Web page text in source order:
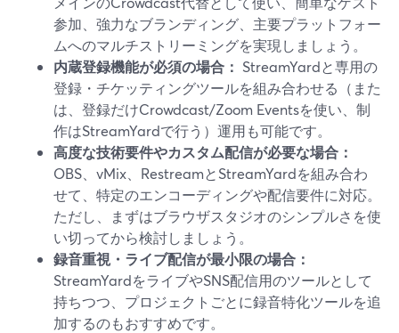
参加、強力なブランディング、主要プラットフォー
ムへのマルチストリーミングを実現しましょう。
内蔵登録機能が必須の場合： StreamYardと専用の
登録・チケッティングツールを組み合わせる（また
は、登録だけCrowdcast/Zoom Eventsを使い、制
作はStreamYardで行う）運用も可能です。
高度な技術要件やカスタム配信が必要な場合：
OBS、vMix、RestreamとStreamYardを組み合わ
せて、特定のエンコーディングや配信要件に対応。
ただし、まずはブラウザスタジオのシンプルさを使
い切ってから検討しましょう。
録音重視・ライブ配信が最小限の場合：
StreamYardをライブやSNS配信用のツールとして
持ちつつ、プロジェクトごとに録音特化ツールを追
加するのもおすすめです。